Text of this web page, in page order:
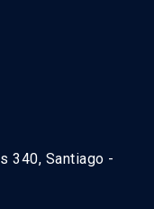
340, Santiago -